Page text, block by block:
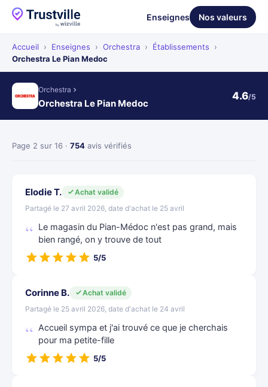
Enseignes Nos valeurs
Accueil › Enseignes › Orchestra › Établissements
›
Orchestra Le Pian Medoc
Orchestra
Orchestra Le Pian Medoc
4.6/5
Page 2 sur 16 · 754 avis vérifiés
Elodie T.
Achat validé
Partagé le 27 avril 2026, date d'achat le 25 avril
Le magasin du Pian-Médoc n'est pas grand, mais
bien rangé, on y trouve de tout
5/5
Corinne B.
Achat validé
Partagé le 25 avril 2026, date d'achat le 24 avril
Accueil sympa et j'ai trouvé ce que je cherchais
pour ma petite-fille
5/5